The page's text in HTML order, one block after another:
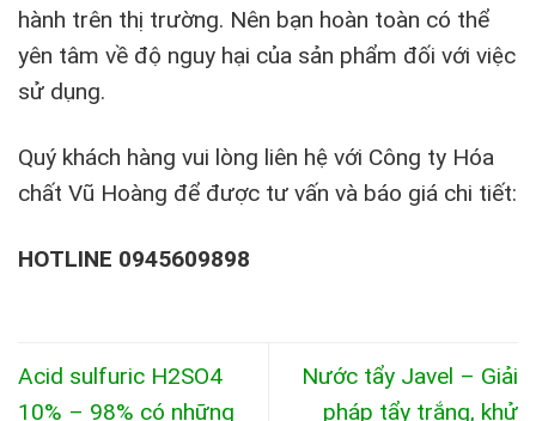
hành trên thị trường. Nên bạn hoàn toàn có thể
yên tâm về độ nguy hại của sản phẩm đối với việc
sử dụng.
Quý khách hàng vui lòng liên hệ với Công ty Hóa
chất Vũ Hoàng để được tư vấn và báo giá chi tiết:
HOTLINE 0945609898
Acid sulfuric H2SO4
10% – 98% có những
Nước tẩy Javel – Giải
pháp tẩy trắng, khử